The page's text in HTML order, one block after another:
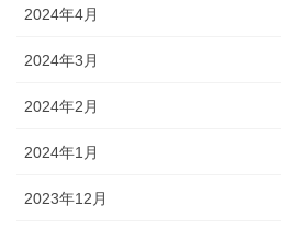
2024年4月
2024年3月
2024年2月
2024年1月
2023年12月